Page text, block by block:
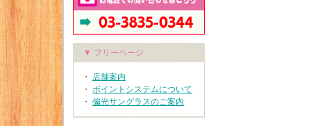
▼ フリーページ
・ 店舗案内
・ ポイントシステムについて
・ 偏光サングラスのご案内